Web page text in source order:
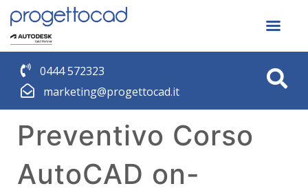
0444 572323
marketing@progettocad.it
Preventivo Corso
AutoCAD on-